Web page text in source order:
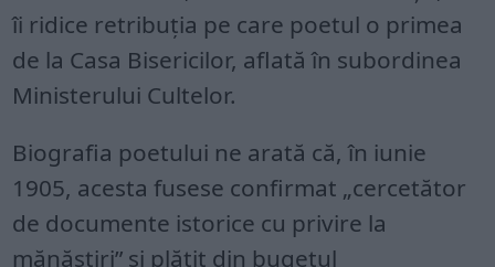
îi ridice retribuția pe care poetul o primea
de la Casa Bisericilor, aflată în subordinea
Ministerului Cultelor.
Biografia poetului ne arată că, în iunie
1905, acesta fusese confirmat „cercetător
de documente istorice cu privire la
mănăstiri” și plătit din bugetul